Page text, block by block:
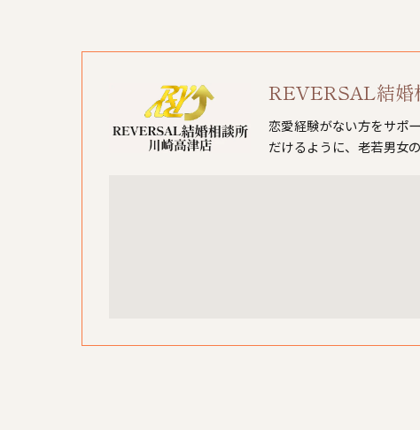
REVERSAL結婚
恋愛経験がない方をサポ
だけるように、老若男女